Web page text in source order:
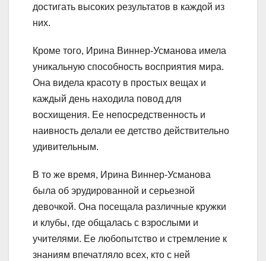
достигать высоких результатов в каждой из
них.
Кроме того, Ирина Виннер-Усманова имела
уникальную способность восприятия мира.
Она видела красоту в простых вещах и
каждый день находила повод для
восхищения. Ее непосредственность и
наивность делали ее детство действительно
удивительным.
В то же время, Ирина Виннер-Усманова
была об эрудированной и серьезной
девочкой. Она посещала различные кружки
и клубы, где общалась с взрослыми и
учителями. Ее любопытство и стремление к
знаниям впечатляло всех, кто с ней